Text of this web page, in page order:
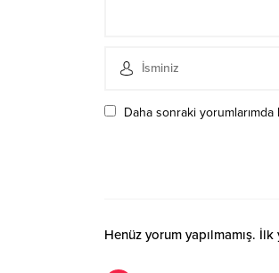
Daha sonraki yorumlarımda
Henüz yorum yapılmamış.